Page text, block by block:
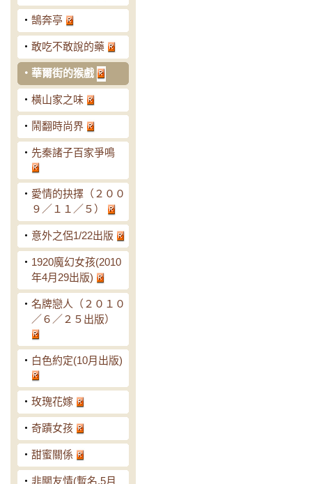
‧ 鵠奔亭
‧ 敢吃不敢說的藥
‧ 華爾街的猴戲
‧ 橫山家之味
‧ 鬧翻時尚界
‧ 先秦諸子百家爭鳴
‧ 愛情的抉擇（２００
９／１１／５）
‧ 意外之侶1/22出版
‧ 1920魔幻女孩(2010
年4月29出版)
‧ 名牌戀人（２０１０
／６／２５出版）
‧ 白色約定(10月出版)
‧ 玫瑰花嫁
‧ 奇蹟女孩
‧ 甜蜜關係
‧ 非關友情(暫名,5月